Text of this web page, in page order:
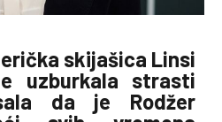
skijašica Linsi
uzburkala strasti
da je Rodžer